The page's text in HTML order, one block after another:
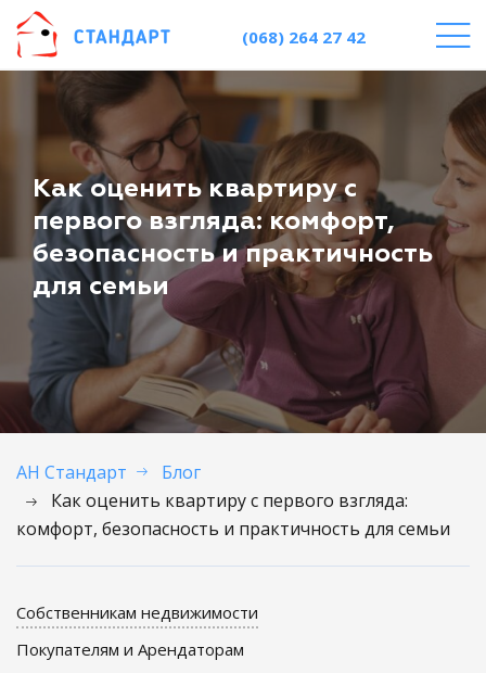
(068) 264 27 42
Как оценить квартиру с
первого взгляда: комфорт,
безопасность и практичность
для семьи
АН Стандарт
Блог
Как оценить квартиру с первого взгляда:
комфорт, безопасность и практичность для семьи
Собственникам недвижимости
Покупателям и Арендаторам